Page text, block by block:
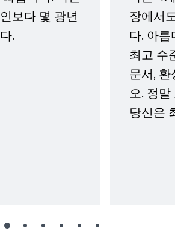
보다 몇 광년
.
장에서
다. 아름
최고 수
문서,
오. 정
당신은